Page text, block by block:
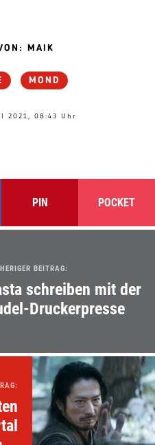
MAIK
MOND
2021, 08:43 Uhr
PIN POCKET
BEITRAG:
schreiben mit der
Druckerpresse